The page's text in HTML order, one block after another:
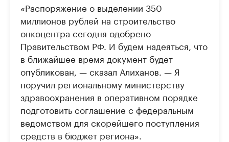
«Распоряжение о выделении 350
миллионов рублей на строительство
онкоцентра сегодня одобрено
Правительством РФ. И будем надеяться, что
в ближайшее время документ будет
опубликован, — сказал Алиханов. — Я
поручил региональному министерству
здравоохранения в оперативном порядке
подготовить соглашение с федеральным
ведомством для скорейшего поступления
средств в бюджет региона».